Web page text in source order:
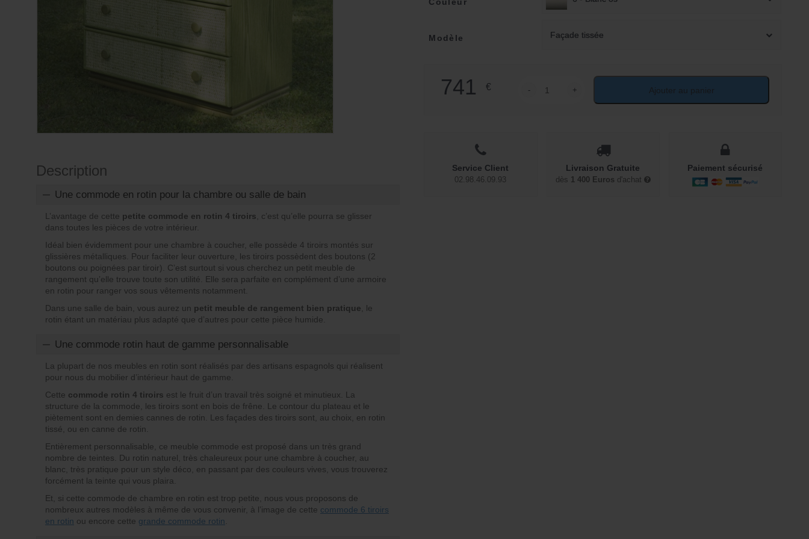
Modèle Façade tissée
741 € -
quantité de Commode en rotin 4 tiroirs tissés ou cannes de rotin
+ Ajouter au panier
Service Client
02.98.46.09.93
Livraison Gratuite
dès 1 400 Euros d'achat
Paiement sécurisé
Description
Une commode en rotin pour la chambre ou salle de bain
L’avantage de cette petite commode en rotin 4 tiroirs , c’est qu’elle pourra se glisser
dans toutes les pièces de votre intérieur.
Idéal bien évidemment pour une chambre à coucher, elle possède 4 tiroirs montés sur
glissières métalliques. Pour faciliter leur ouverture, les tiroirs possèdent des boutons (2
boutons ou poignées par tiroir). C’est surtout si vous cherchez un petit meuble de
rangement qu’elle trouve toute son utilité. Elle sera parfaite en complément d’une armoire
en rotin pour ranger vos sous vêtements notamment.
Dans une salle de bain, vous aurez un petit meuble de rangement bien pratique , le
rotin étant un matériau plus adapté que d’autres pour cette pièce humide.
Une commode rotin haut de gamme personnalisable
La plupart de nos meubles en rotin sont réalisés par des artisans espagnols qui réalisent
pour nous du mobilier d’intérieur haut de gamme.
Cette commode rotin 4 tiroirs est le fruit d’un travail très soigné et minutieux. La
structure de la commode, les tiroirs sont en bois de frêne. Le contour du plateau et le
piètement sont en demies cannes de rotin. Les façades des tiroirs sont, au choix, en rotin
tissé, ou en canne de rotin.
Entièrement personnalisable, ce meuble commode est proposé dans un très grand
nombre de teintes. Du rotin naturel, très chaleureux pour une chambre à coucher, au
blanc, très pratique pour un style déco, en passant par des couleurs vives, vous trouverez
forcément la teinte qui vous plaira.
Et, si cette commode de chambre en rotin est trop petite, nous vous proposons de
nombreux autres modèles à même de vous convenir, à l’image de cette commode 6 tiroirs
en rotin ou encore cette grande commode rotin